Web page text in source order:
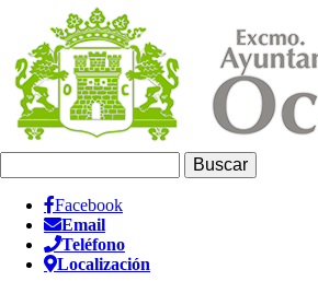
contenido
principal
Información
Header
Facebook
Email
Teléfono
Localización